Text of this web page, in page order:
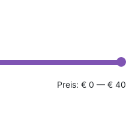
Preis: € 0 — € 40